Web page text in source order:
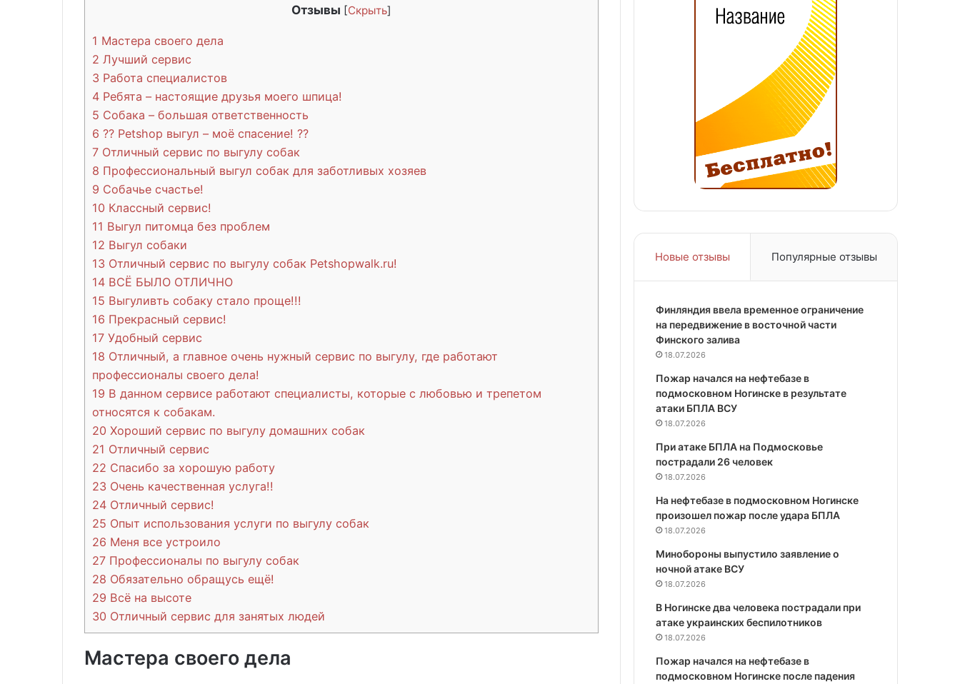
Отзывы [Скрыть]
1 Мастера своего дела
2 Лучший сервис
3 Работа специалистов
4 Ребята – настоящие друзья моего шпица!
5 Собака – большая ответственность
6 ?? Petshop выгул – моё спасение! ??️
7 Отличный сервис по выгулу собак
8 Профессиональный выгул собак для заботливых хозяев
9 Собачье счастье!
10 Классный сервис!
11 Выгул питомца без проблем
12 Выгул собаки
13 Отличный сервис по выгулу собак Petshopwalk.ru!
14 ВСЁ БЫЛО ОТЛИЧНО
15 Выгуливть собаку стало проще!!!
16 Прекрасный сервис!
17 Удобный сервис
18 Отличный, а главное очень нужный сервис по выгулу, где работают
профессионалы своего дела!
19 В данном сервисе работают специалисты, которые с любовью и трепетом
относятся к собакам.
20 Хороший сервис по выгулу домашних собак
21 Отличный сервис
22 Спасибо за хорошую работу
23 Очень качественная услуга!!
24 Отличный сервис!
25 Опыт использования услуги по выгулу собак
26 Меня все устроило
27 Профессионалы по выгулу собак
28 Обязательно обращусь ещё!
29 Всё на высоте
30 Отличный сервис для занятых людей
Мастера своего дела
Новые отзывы Популярные отзывы
Финляндия ввела временное ограничение
на передвижение в восточной части
Финского залива
18.07.2026
Пожар начался на нефтебазе в
подмосковном Ногинске в результате
атаки БПЛА ВСУ
18.07.2026
При атаке БПЛА на Подмосковье
пострадали 26 человек
18.07.2026
На нефтебазе в подмосковном Ногинске
произошел пожар после удара БПЛА
18.07.2026
Минобороны выпустило заявление о
ночной атаке ВСУ
18.07.2026
В Ногинске два человека пострадали при
атаке украинских беспилотников
18.07.2026
Пожар начался на нефтебазе в
подмосковном Ногинске после падения